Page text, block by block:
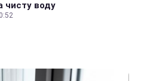
чисту воду